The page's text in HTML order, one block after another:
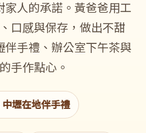
家人的承諾。黃爸爸用工
口感與保存，做出不甜
伴手禮、辦公室下午茶與
手作點心。
壢在地伴手禮